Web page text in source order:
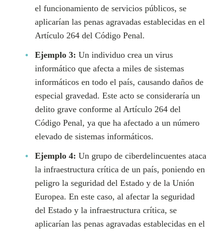
el funcionamiento de servicios públicos, se
aplicarían las penas agravadas establecidas en el
Artículo 264 del Código Penal.
Ejemplo 3: Un individuo crea un virus
informático que afecta a miles de sistemas
informáticos en todo el país, causando daños de
especial gravedad. Este acto se consideraría un
delito grave conforme al Artículo 264 del
Código Penal, ya que ha afectado a un número
elevado de sistemas informáticos.
Ejemplo 4: Un grupo de ciberdelincuentes ataca
la infraestructura crítica de un país, poniendo en
peligro la seguridad del Estado y de la Unión
Europea. En este caso, al afectar la seguridad
del Estado y la infraestructura crítica, se
aplicarían las penas agravadas establecidas en el